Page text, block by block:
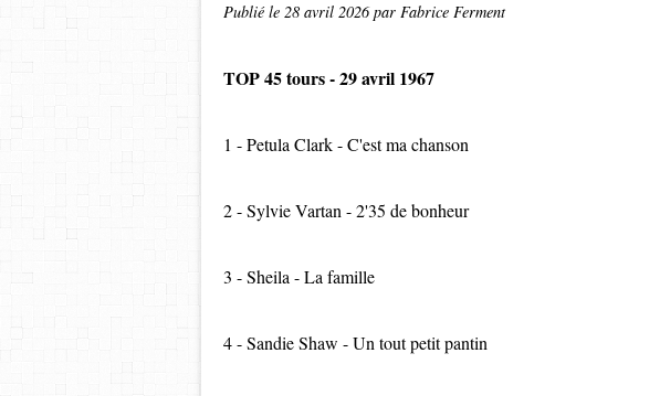
Publié le 28 avril 2026par Fabrice Ferment
TOP 45 tours - 29 avril 1967
1 - Petula Clark - C'est ma chanson
2 - Sylvie Vartan - 2'35 de bonheur
3 - Sheila - La famille
4 - Sandie Shaw - Un tout petit pantin